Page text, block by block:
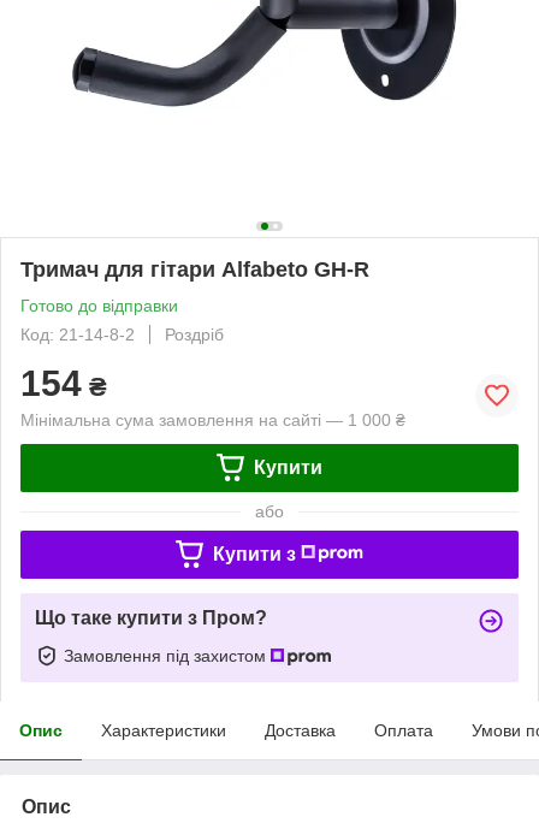
Тримач для гітари Alfabeto GH-R
Готово до відправки
Код: 21-14-8-2
Роздріб
154 ₴
Мінімальна сума замовлення на сайті — 1 000 ₴
Купити
або
Купити з
Що таке купити з Пром?
Замовлення під захистом
Опис Характеристики Доставка Оплата Умови
Опис